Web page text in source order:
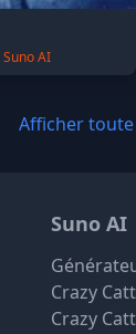
Suno AI
Afficher
Suno AI
Crazy
Crazy